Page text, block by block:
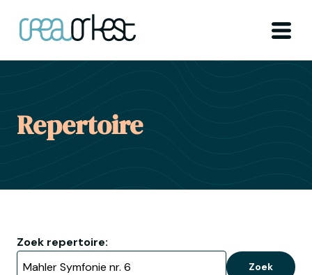
Menu
Repertoire
Zoek repertoire:
Zoek